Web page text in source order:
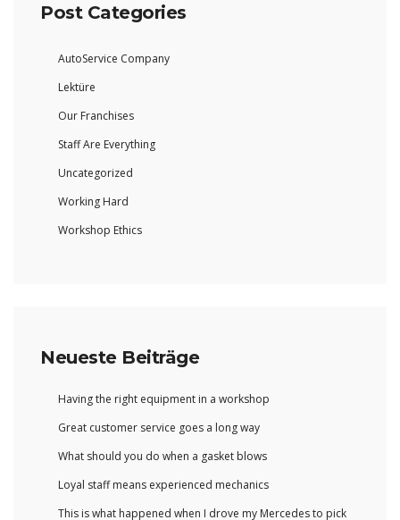
Post Categories
AutoService Company
Lektüre
Our Franchises
Staff Are Everything
Uncategorized
Working Hard
Workshop Ethics
Neueste Beiträge
Having the right equipment in a workshop
Great customer service goes a long way
What should you do when a gasket blows
Loyal staff means experienced mechanics
This is what happened when I drove my Mercedes to pick